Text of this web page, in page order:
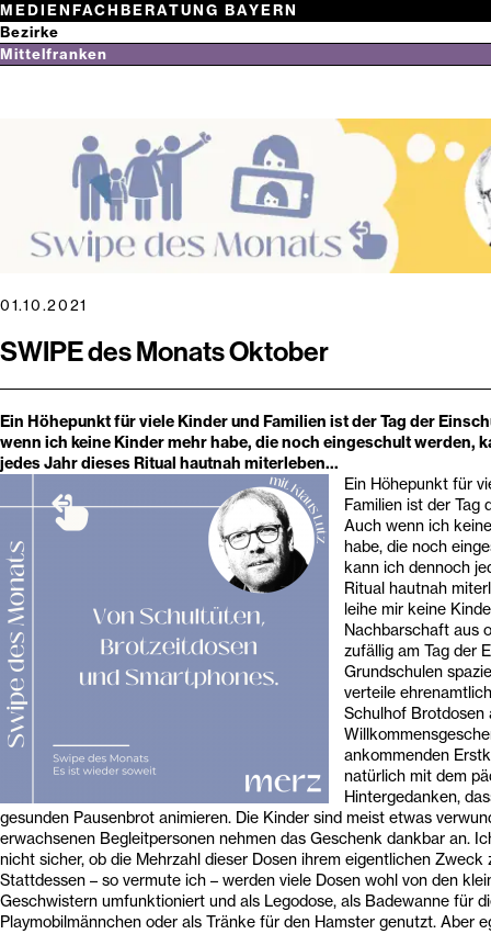
Zum
Inhalt
springen
MEDIENFACHBERATUNG BAYERN
Netzwerk
Medienwissen
Bezirke
Oberbayern
Mittelfranken
Unterfranken
Mittelfranken
SWIPE des Monats
Kinderfilmfestival
Jugendfilmfestival
Hörwettbewerb “Hört Hört!”
Games&Festival
Mitmachen!
Fortbildungen
Digitale Pinnwände
Service & Tipps
Kontakt
NEKNARFLETTIM
01.10.2021
SWIPE des Monats Oktober
Ein Höhepunkt für viele Kinder und Familien ist der Tag der
wenn ich keine Kinder mehr habe, die noch eingeschult werden,
jedes Jahr dieses Ritual hautnah miterleben...
Ein Höhepunkt für
Familien ist der Tag
Auch wenn ich
habe, die noch
kann ich dennoch
Ritual hautnah
leihe mir keine
Nachbarschaft aus
zufällig am Tag der
Grundschulen
verteile
Schulhof Brotdosen
ankommenden
natürlich mit dem
Hintergedanken,
gesunden Pausenbrot animieren. Die Kinder sind meist etwas
erwachsenen Begleitpersonen nehmen das Geschenk dankbar an.
nicht sicher, ob die Mehrzahl dieser Dosen ihrem eigentlichen Zweck
Stattdessen – so vermute ich – werden viele Dosen wohl von den
Geschwistern umfunktioniert und als Legodose, als Badewanne für
Playmobilmännchen oder als Tränke für den Hamster genutzt. Aber